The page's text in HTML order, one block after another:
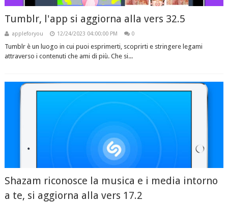
Tumblr, l'app si aggiorna alla vers 32.5
appleforyou 12/24/2023 04:00:00 PM 0
Tumblr è un luogo in cui puoi esprimerti, scoprirti e stringere legami
attraverso i contenuti che ami di più. Che si...
Shazam riconosce la musica e i media intorno
a te, si aggiorna alla vers 17.2